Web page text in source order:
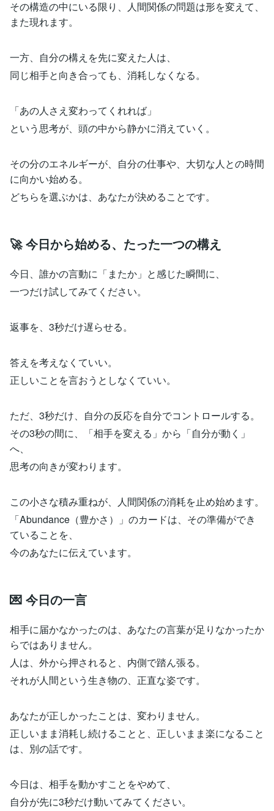
その構造の中にいる限り、人間関係の問題は形を変えて、
また現れます。
一方、自分の構えを先に変えた人は、
同じ相手と向き合っても、消耗しなくなる。
「あの人さえ変わってくれれば」
という思考が、頭の中から静かに消えていく。
その分のエネルギーが、自分の仕事や、大切な人との時間
に向かい始める。
どちらを選ぶかは、あなたが決めることです。
🚀 今日から始める、たった一つの構え
今日、誰かの言動に「またか」と感じた瞬間に、
一つだけ試してみてください。
返事を、3秒だけ遅らせる。
答えを考えなくていい。
正しいことを言おうとしなくていい。
ただ、3秒だけ、自分の反応を自分でコントロールする。
その3秒の間に、「相手を変える」から「自分が動く」
へ、
思考の向きが変わります。
この小さな積み重ねが、人間関係の消耗を止め始めます。
「Abundance（豊かさ）」のカードは、その準備ができ
ていることを、
今のあなたに伝えています。
💌 今日の一言
相手に届かなかったのは、あなたの言葉が足りなかったか
らではありません。
人は、外から押されると、内側で踏ん張る。
それが人間という生き物の、正直な姿です。
あなたが正しかったことは、変わりません。
正しいまま消耗し続けることと、正しいまま楽になること
は、別の話です。
今日は、相手を動かすことをやめて、
自分が先に3秒だけ動いてみてください。